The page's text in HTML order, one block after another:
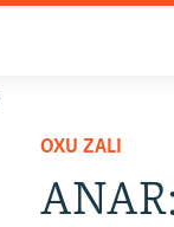
OXU ZALI